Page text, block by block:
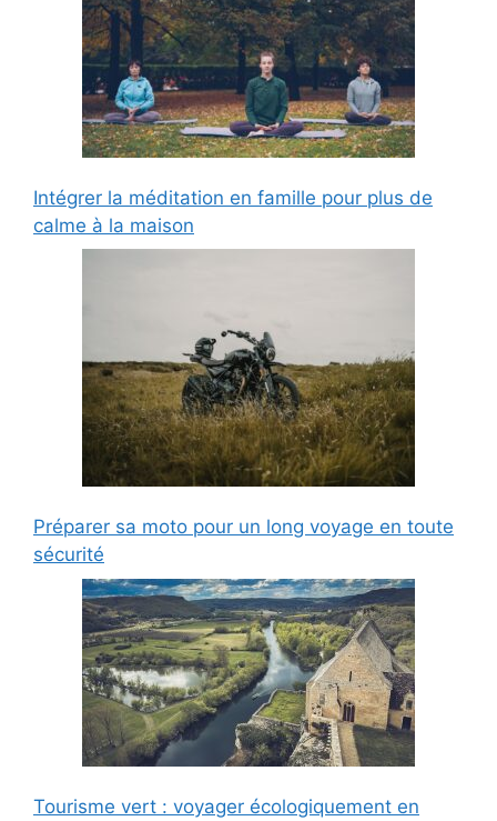
Intégrer la méditation en famille pour plus de
calme à la maison
Préparer sa moto pour un long voyage en toute
sécurité
Tourisme vert : voyager écologiquement en